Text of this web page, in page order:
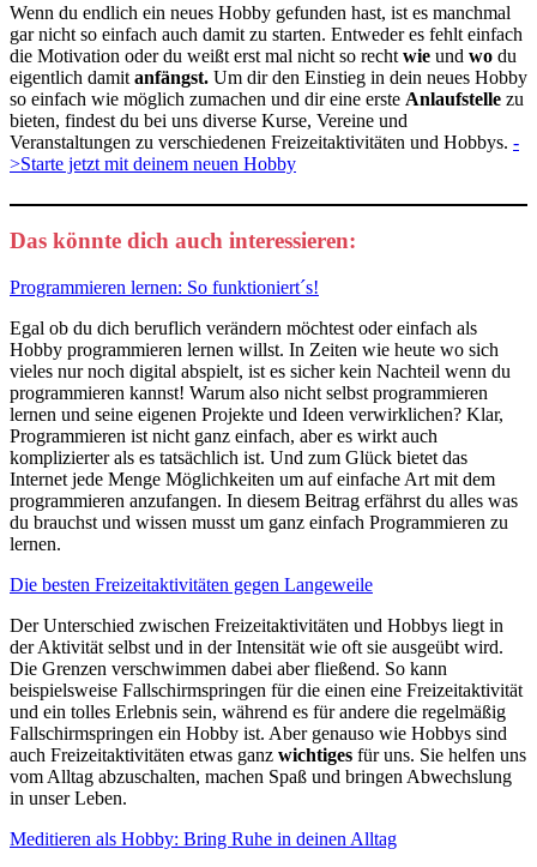
Wenn du endlich ein neues Hobby gefunden hast, ist es manchmal
gar nicht so einfach auch damit zu starten. Entweder es fehlt einfach
die Motivation oder du weißt erst mal nicht so recht wie und wo du
eigentlich damit anfängst. Um dir den Einstieg in dein neues Hobby
so einfach wie möglich zumachen und dir eine erste Anlaufstelle zu
bieten, findest du bei uns diverse Kurse, Vereine und
Veranstaltungen zu verschiedenen Freizeitaktivitäten und Hobbys. -
>Starte jetzt mit deinem neuen Hobby
Das könnte dich auch interessieren:
Programmieren lernen: So funktioniert´s!
Egal ob du dich beruflich verändern möchtest oder einfach als
Hobby programmieren lernen willst. In Zeiten wie heute wo sich
vieles nur noch digital abspielt, ist es sicher kein Nachteil wenn du
programmieren kannst! Warum also nicht selbst programmieren
lernen und seine eigenen Projekte und Ideen verwirklichen? Klar,
Programmieren ist nicht ganz einfach, aber es wirkt auch
komplizierter als es tatsächlich ist. Und zum Glück bietet das
Internet jede Menge Möglichkeiten um auf einfache Art mit dem
programmieren anzufangen. In diesem Beitrag erfährst du alles was
du brauchst und wissen musst um ganz einfach Programmieren zu
lernen.
Die besten Freizeitaktivitäten gegen Langeweile
Der Unterschied zwischen Freizeitaktivitäten und Hobbys liegt in
der Aktivität selbst und in der Intensität wie oft sie ausgeübt wird.
Die Grenzen verschwimmen dabei aber fließend. So kann
beispielsweise Fallschirmspringen für die einen eine Freizeitaktivität
und ein tolles Erlebnis sein, während es für andere die regelmäßig
Fallschirmspringen ein Hobby ist. Aber genauso wie Hobbys sind
auch Freizeitaktivitäten etwas ganz wichtiges für uns. Sie helfen uns
vom Alltag abzuschalten, machen Spaß und bringen Abwechslung
in unser Leben.
Meditieren als Hobby: Bring Ruhe in deinen Alltag